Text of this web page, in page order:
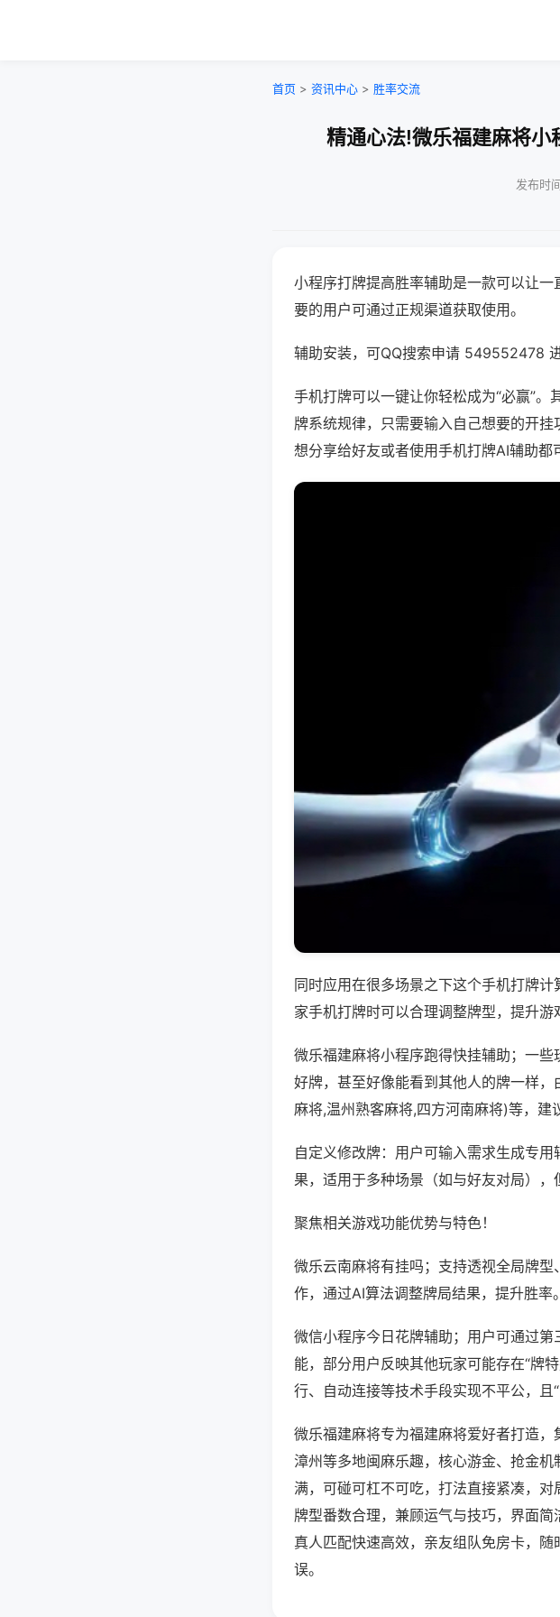
首页 > 资讯中心 > 胜率交流
精通心法!微乐福建麻将小
发布时
小程序打牌提高胜率辅助是一款可以让
要的用户可通过正规渠道获取使用。
辅助安装，可QQ搜索申请 549552478
手机打牌可以一键让你轻松成为“必赢”
牌系统规律，只需要输入自己想要的开
想分享给好友或者使用手机打牌AI辅助都
同时应用在很多场景之下这个手机打牌
家手机打牌时可以合理调整牌型，提升游
微乐福建麻将小程序跑得快挂辅助；一
好牌，甚至好像能看到其他人的牌一样
麻将,温州熟客麻将,四方河南麻将)等，建
自定义修改牌：用户可输入需求生成专
果，适用于多种场景（如与好友对局），
聚焦相关游戏功能优势与特色！
微乐云南麻将有挂吗；支持透视全局牌
作，通过AI算法调整牌局结果，提升胜率。
微信小程序今日花牌辅助；用户可通过第
能，部分用户反映其他玩家可能存在“牌
行、自动连接等技术手段实现不平公，且“
微乐福建麻将专为福建麻将爱好者打造，
漳州等多地闽麻乐趣，核心游金、抢金
满，可碰可杠不可吃，打法直接紧凑，
牌型番数合理，兼顾运气与技巧，界面简
真人匹配快速高效，亲友组队免房卡，
误。